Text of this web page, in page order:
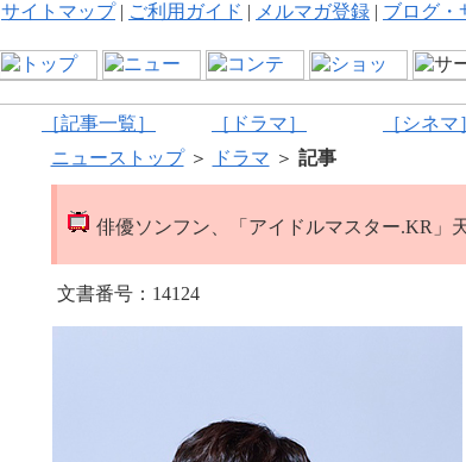
サイトマップ| ご利用ガイド | メルマガ登録 | ブログ・
［記事一覧］ ［ドラマ］ ［シネマ
ニューストップ＞ ドラマ ＞ 記事
俳優ソンフン、「アイドルマスター.KR」
文書番号：14124